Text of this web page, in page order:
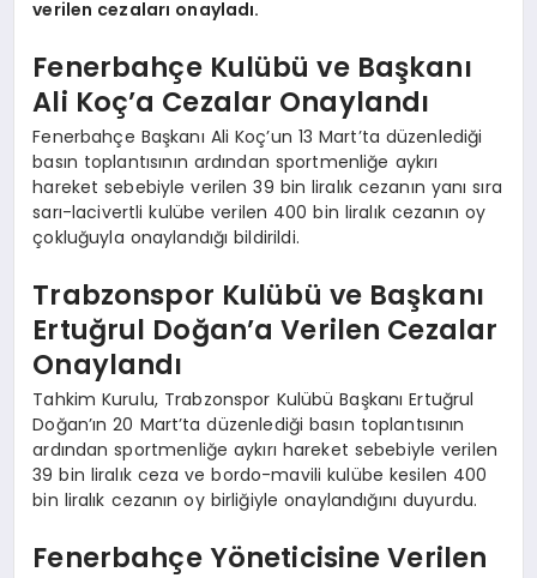
verilen cezaları onayladı.
Fenerbahçe Kulübü ve Başkanı
Ali Koç’a Cezalar Onaylandı
Fenerbahçe Başkanı Ali Koç’un 13 Mart’ta düzenlediği
basın toplantısının ardından sportmenliğe aykırı
hareket sebebiyle verilen 39 bin liralık cezanın yanı sıra
sarı-lacivertli kulübe verilen 400 bin liralık cezanın oy
çokluğuyla onaylandığı bildirildi.
Trabzonspor Kulübü ve Başkanı
Ertuğrul Doğan’a Verilen Cezalar
Onaylandı
Tahkim Kurulu, Trabzonspor Kulübü Başkanı Ertuğrul
Doğan’ın 20 Mart’ta düzenlediği basın toplantısının
ardından sportmenliğe aykırı hareket sebebiyle verilen
39 bin liralık ceza ve bordo-mavili kulübe kesilen 400
bin liralık cezanın oy birliğiyle onaylandığını duyurdu.
Fenerbahçe Yöneticisine Verilen